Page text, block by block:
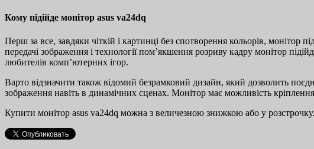
Кому підійде монітор asus va24dq
Перш за все, завдяки чіткій і картинці без спотворення кольорів,
передачі зображення і технології пом’якшення розриву кадру монітор
любителів комп’ютерних ігор.
Варто відзначити також відомий безрамковий дизайн, який дозволить
зображення навіть в динамічних сценах. Монітор має можливість
Купити монітор asus va24dq можна з величезною знижкою або у розстрочку.